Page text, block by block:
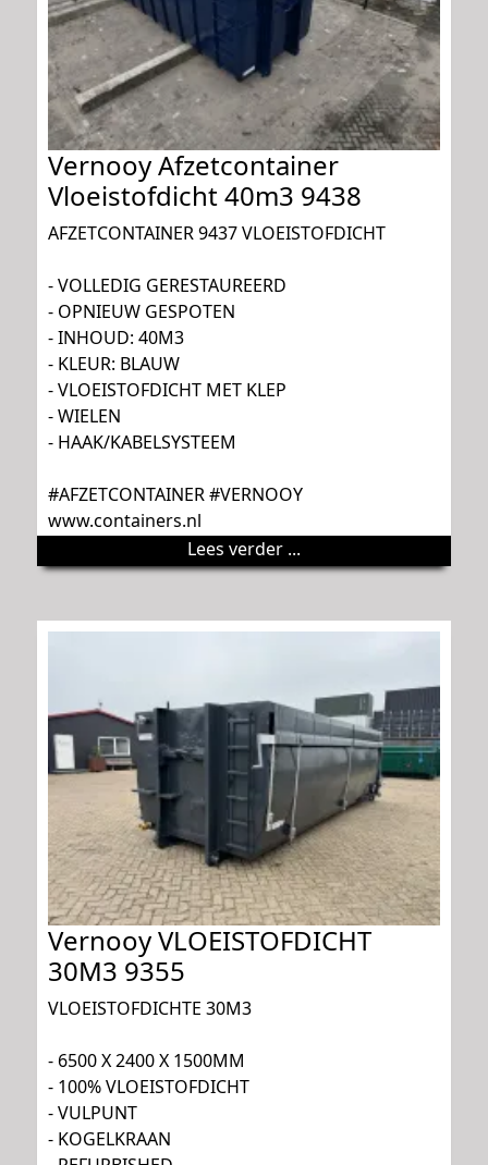
Vernooy Afzetcontainer
Vloeistofdicht 40m3 9438
AFZETCONTAINER 9437 VLOEISTOFDICHT
- VOLLEDIG GERESTAUREERD
- OPNIEUW GESPOTEN
- INHOUD: 40M3
- KLEUR: BLAUW
- VLOEISTOFDICHT MET KLEP
- WIELEN
- HAAK/KABELSYSTEEM
#AFZETCONTAINER #VERNOOY
www.containers.nl
Lees verder ...
Vernooy VLOEISTOFDICHT
30M3 9355
VLOEISTOFDICHTE 30M3
- 6500 X 2400 X 1500MM
- 100% VLOEISTOFDICHT
- VULPUNT
- KOGELKRAAN